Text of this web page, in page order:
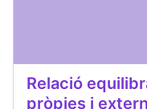
Relació
pròpies i